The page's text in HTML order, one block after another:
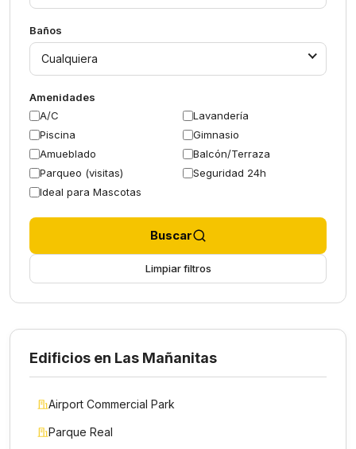
Baños
Cualquiera
Amenidades
A/C
Lavandería
Piscina
Gimnasio
Amueblado
Balcón/Terraza
Parqueo (visitas)
Seguridad 24h
Ideal para Mascotas
Buscar
Limpiar filtros
Edificios en Las Mañanitas
Airport Commercial Park
Parque Real